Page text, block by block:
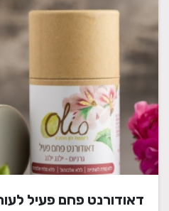
דאודורנט פחם פעיל